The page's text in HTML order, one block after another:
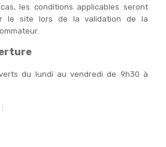
les conditions applicables seront
le site lors de la validation de la
du lundi au vendredi de 9h30 à